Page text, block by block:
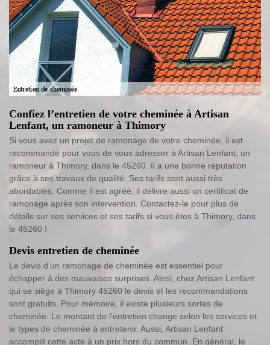
Confiez l’entretien de votre cheminée à Artisan
Lenfant, un ramoneur à Thimory
Si vous avez un projet de ramonage de votre cheminée, il est
recommandé pour vous de vous adresser à Artisan Lenfant, un
ramoneur à Thimory, dans le 45260. Il a une bonne réputation
grâce à ses travaux de qualité. Ses tarifs sont aussi très
abordables. Comme il est agréé, il délivre aussi un certificat de
ramonage après son intervention. Contactez-le pour plus de
détails sur ses services et ses tarifs si vous êtes à Thimory, dans
le 45260 !
Devis entretien de cheminée
Le devis d’un ramonage de cheminée est essentiel pour
échapper à des mauvaises surprises. Ainsi, chez Artisan Lenfant
qui se siège à Thimory 45260 le devis et les recommandations
sont gratuits. Pour mémoire, il existe plusieurs sortes de
cheminée. Le montant de l’entretien change selon les services et
le types de cheminée à entretenir. Aussi, Artisan Lenfant
accomplit cette acte à un prix hors du commun. En général, le